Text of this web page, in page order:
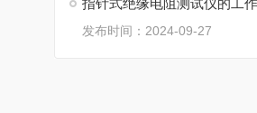
发布时间：2024-09-27